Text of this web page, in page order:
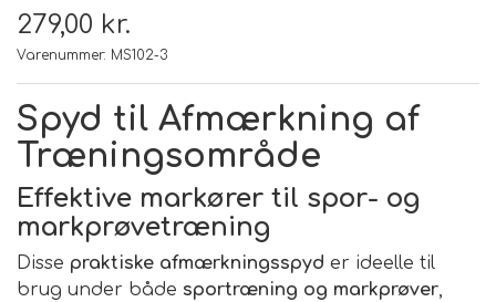
279,00 kr.
Varenummer: MS102-3
Spyd til Afmærkning af
Træningsområde
Effektive markører til spor- og
markprøvetræning
Disse praktiske afmærkningsspyd er ideelle til
brug under både sportræning og markprøver,